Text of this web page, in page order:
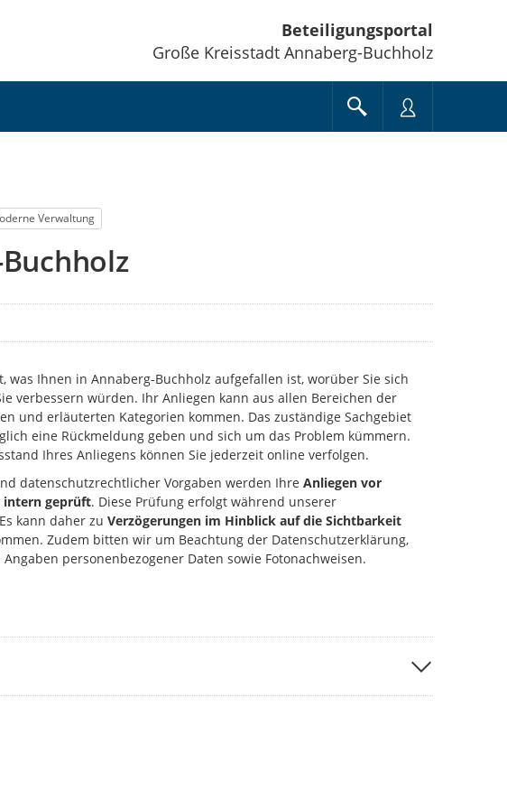
Beteiligungsportal
Große Kreisstadt Annaberg-Buchholz
Verwaltung
was Ihnen in Annaberg-Buchholz aufgefallen ist, worüber Sie sich
verbessern würden. Ihr Anliegen kann aus allen Bereichen der
und erläuterten Kategorien kommen. Das zuständige Sachgebiet
eine Rückmeldung geben und sich um das Problem kümmern.
Ihres Anliegens können Sie jederzeit online verfolgen.
datenschutzrechtlicher Vorgaben werden IhreAnliegen vor
intern geprüft. Diese Prüfung erfolgt während unserer
kann daher zuVerzögerungen im Hinblick auf die Sichtbarkeit
Zudem bitten wir um Beachtung der Datenschutzerklärung,
personenbezogener Daten sowie Fotonachweisen.